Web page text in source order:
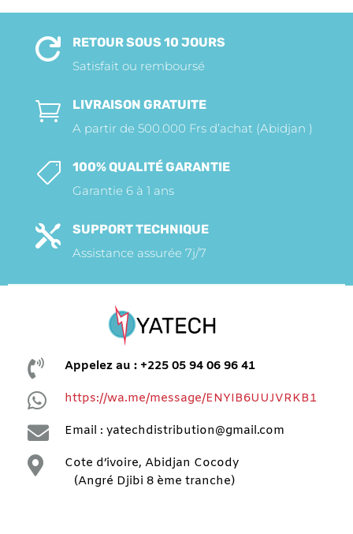

RETOUR SOUS 10 JOURS
Satisfait ou remboursé

LIVRAISON GRATUITE
A partir de 500.000 Frs d’achat (Abidjan )

100% QUALITÉ GARANTIE
Garantie 6 à 1 ans

SUPPORT TECHNIQUE
Assistance assurée 7j/7
 Appelez au : +225 05 94 06 96 41
 https://wa.me/message/ENYIB6UUJVRKB1
 Email : yatechdistribution@gmail.com

Cote d’ivoire, Abidjan Cocody
(Angré Djibi 8 ème tranche)